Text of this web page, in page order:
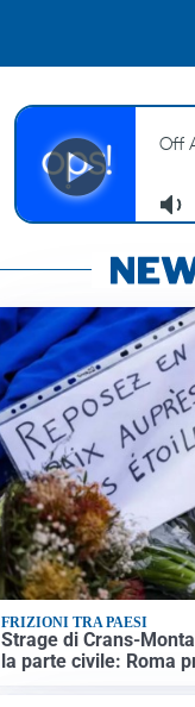
FRIZIONI TRA PAESI
Strage di Crans-
la parte civile: Roma